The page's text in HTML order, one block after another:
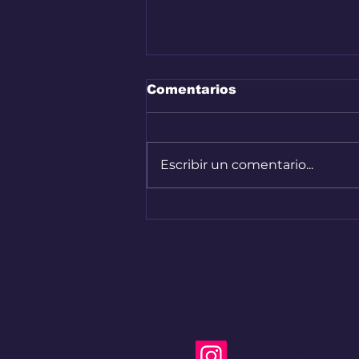
Comentarios
Escribir un comentario...